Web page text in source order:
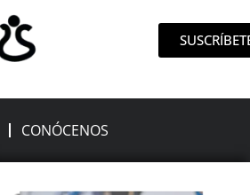
CONÓCENOS